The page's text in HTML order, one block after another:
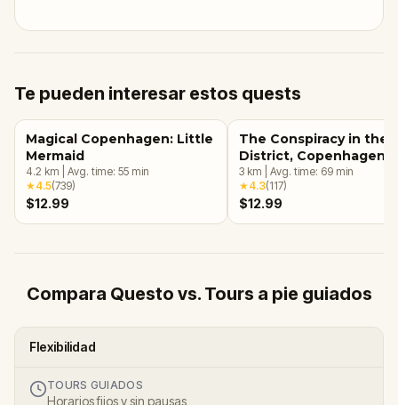
Te pueden interesar estos quests
Magical Copenhagen: Little
Mermaid
4.2 km Avg. time: 55 min
★4.5(739)
$12.99
The Conspiracy in the
District, Copenhagen
3 km Avg. time: 69 min
★4.3(117)
$12.99
Compara Questo vs. Tours a pie guiados
Flexibilidad
TOURS GUIADOS
Horarios fijos y sin pausas